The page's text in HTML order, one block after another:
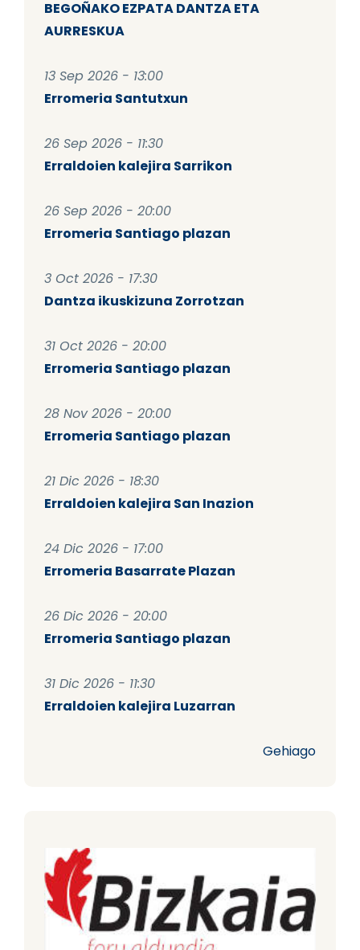
BEGOÑAKO EZPATA DANTZA ETA
AURRESKUA
13 Sep 2026 - 13:00
Erromeria Santutxun
26 Sep 2026 - 11:30
Erraldoien kalejira Sarrikon
26 Sep 2026 - 20:00
Erromeria Santiago plazan
3 Oct 2026 - 17:30
Dantza ikuskizuna Zorrotzan
31 Oct 2026 - 20:00
Erromeria Santiago plazan
28 Nov 2026 - 20:00
Erromeria Santiago plazan
21 Dic 2026 - 18:30
Erraldoien kalejira San Inazion
24 Dic 2026 - 17:00
Erromeria Basarrate Plazan
26 Dic 2026 - 20:00
Erromeria Santiago plazan
31 Dic 2026 - 11:30
Erraldoien kalejira Luzarran
Gehiago